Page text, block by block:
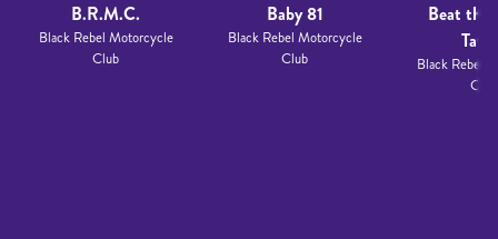
B.R.M.C.
Black Rebel Motorcycle
Club
Baby 81
Black Rebel Motorcycle
Club
Beat the
Black Rebel
Club